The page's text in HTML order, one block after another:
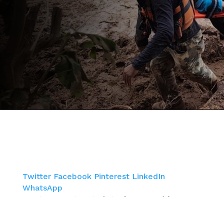
Twitter Facebook Pinterest LinkedIn
WhatsApp